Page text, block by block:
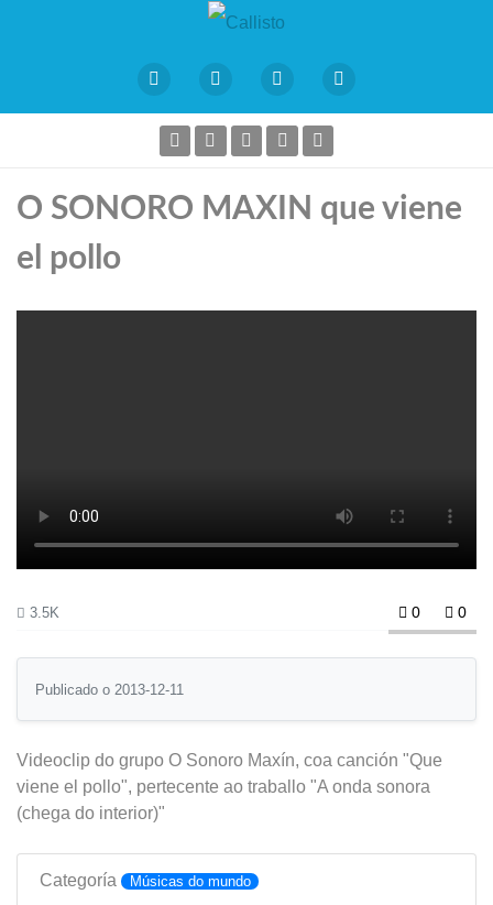
O SONORO MAXIN que viene
el pollo
3.5K 0 0
Publicado o 2013-12-11
Videoclip do grupo O Sonoro Maxín, coa canción "Que
viene el pollo", pertecente ao traballo "A onda sonora
(chega do interior)"
Categoría Músicas do mundo